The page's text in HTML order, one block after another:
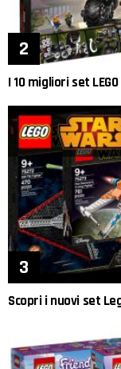
I 10 migliori set
Scopri i nuovi set